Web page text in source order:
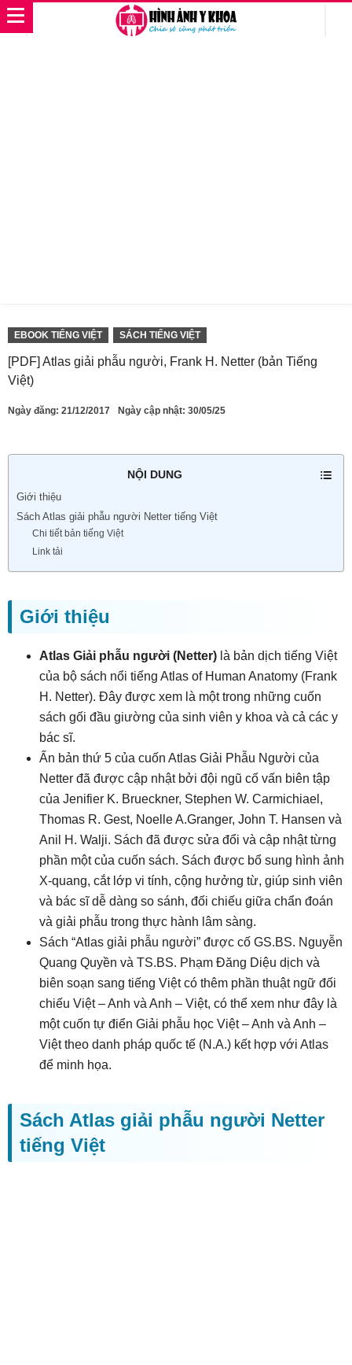
EBOOK TIẾNG VIỆT SÁCH TIẾNG VIỆT
[PDF] Atlas giải phẫu người, Frank H. Netter (bản Tiếng
Việt)
Ngày đăng: 21/12/2017 Ngày cập nhật: 30/05/25
NỘI DUNG
Giới thiệu
Sách Atlas giải phẫu người Netter tiếng Việt
Chi tiết bản tiếng Việt
Link tải
Giới thiệu
Atlas Giải phẫu người (Netter) là bản dịch tiếng Việt
của bộ sách nổi tiếng Atlas of Human Anatomy (Frank
H. Netter). Đây được xem là một trong những cuốn
sách gối đầu giường của sinh viên y khoa và cả các y
bác sĩ.
Ấn bản thứ 5 của cuốn Atlas Giải Phẫu Người của
Netter đã được cập nhật bởi đội ngũ cố vấn biên tập
của Jenifier K. Brueckner, Stephen W. Carmichiael,
Thomas R. Gest, Noelle A.Granger, John T. Hansen và
Anil H. Walji. Sách đã được sửa đổi và cập nhật từng
phần một của cuốn sách. Sách được bổ sung hình ảnh
X-quang, cắt lớp vi tính, cộng hưởng từ, giúp sinh viên
và bác sĩ dễ dàng so sánh, đối chiếu giữa chẩn đoán
và giải phẫu trong thực hành lâm sàng.
Sách “Atlas giải phẫu người” được cố GS.BS. Nguyễn
Quang Quyền và TS.BS. Phạm Đăng Diệu dịch và
biên soạn sang tiếng Việt có thêm phần thuật ngữ đối
chiếu Việt – Anh và Anh – Việt, có thể xem như đây là
một cuốn tự điển Giải phẫu học Việt – Anh và Anh –
Việt theo danh pháp quốc tế (N.A.) kết hợp với Atlas
để minh họa.
Sách Atlas giải phẫu người Netter
tiếng Việt